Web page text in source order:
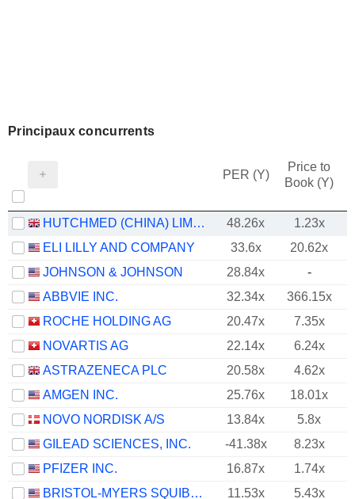
Principaux concurrents
PER (Y)
Price to
Book (Y)
HUTCHMED (CHINA) LIMITED 48.26x
1.23x
ELI LILLY AND COMPANY
33.6x
20.62x
JOHNSON & JOHNSON
28.84x
-
ABBVIE INC.
32.34x
366.15x
ROCHE HOLDING AG
20.47x
7.35x
NOVARTIS AG
22.14x
6.24x
ASTRAZENECA PLC
20.58x
4.62x
AMGEN INC.
25.76x
18.01x
NOVO NORDISK A/S
13.84x
5.8x
GILEAD SCIENCES, INC.
-41.38x
8.23x
PFIZER INC.
16.87x
1.74x
BRISTOL-MYERS SQUIBB COMPANY
11.53x
5.43x